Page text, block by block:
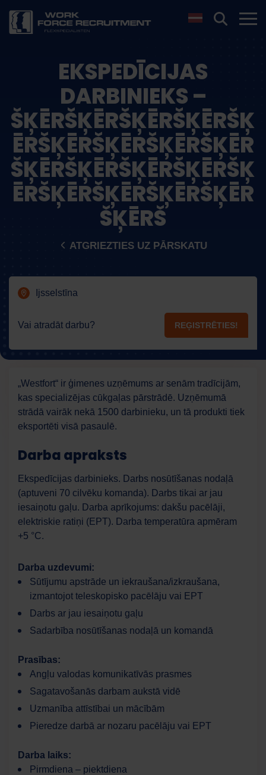
EKSPEDĪCIJAS
DARBINIEKS –
ŠĶĒRŠĶĒRŠĶĒRŠĶĒRŠĶ
ĒRŠĶĒRŠĶĒRŠĶĒRŠĶĒR
ŠĶĒRŠĶĒRŠĶĒRŠĶĒRŠĶ
ĒRŠĶĒRŠĶĒRŠĶĒRŠĶĒR
ŠĶĒRŠ
ATGRIEZTIES UZ PĀRSKATU
Ijsselstīna
Vai atradāt darbu? REĢISTRĒTIES!
„Westfort“ ir ģimenes uzņēmums ar senām tradīcijām,
kas specializējas cūkgaļas pārstrādē. Uzņēmumā
strādā vairāk nekā 1500 darbinieku, un tā produkti tiek
eksportēti visā pasaulē.
Darba apraksts
Ekspedīcijas darbinieks. Darbs nosūtīšanas nodaļā
(aptuveni 70 cilvēku komanda). Darbs tikai ar jau
iesaiņotu gaļu. Darba aprīkojums: dakšu pacēlāji,
elektriskie ratiņi (EPT). Darba temperatūra apmēram
+5 °C.
Darba uzdevumi:
Sūtījumu apstrāde un iekraušana/izkraušana,
izmantojot teleskopisko pacēlāju vai EPT
Darbs ar jau iesaiņotu gaļu
Sadarbība nosūtīšanas nodaļā un komandā
Prasības:
Angļu valodas komunikatīvās prasmes
Sagatavošanās darbam aukstā vidē
Uzmanība attīstībai un mācībām
Pieredze darbā ar nozaru pacēlāju vai EPT
Darba laiks:
Pirmdiena – piektdiena
Darbaspēks AI palīgs
Labdien! Ar varu jums šodien palīdzēt?